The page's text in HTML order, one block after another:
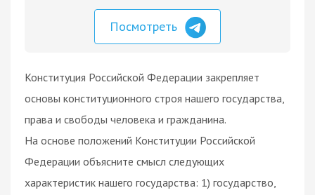
Посмотреть
Конституция Российской Федерации закрепляет
основы конституционного строя нашего государства,
права и свободы человека и гражданина.
На основе положений Конституции Российской
Федерации объясните смысл следующих
характеристик нашего государства: 1) государство,